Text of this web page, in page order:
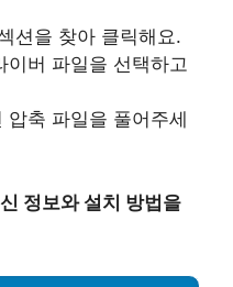
션을 찾아 클릭해요.
이버 파일을 선택하고
축 파일을 풀어주세
정보와 설치 방법을